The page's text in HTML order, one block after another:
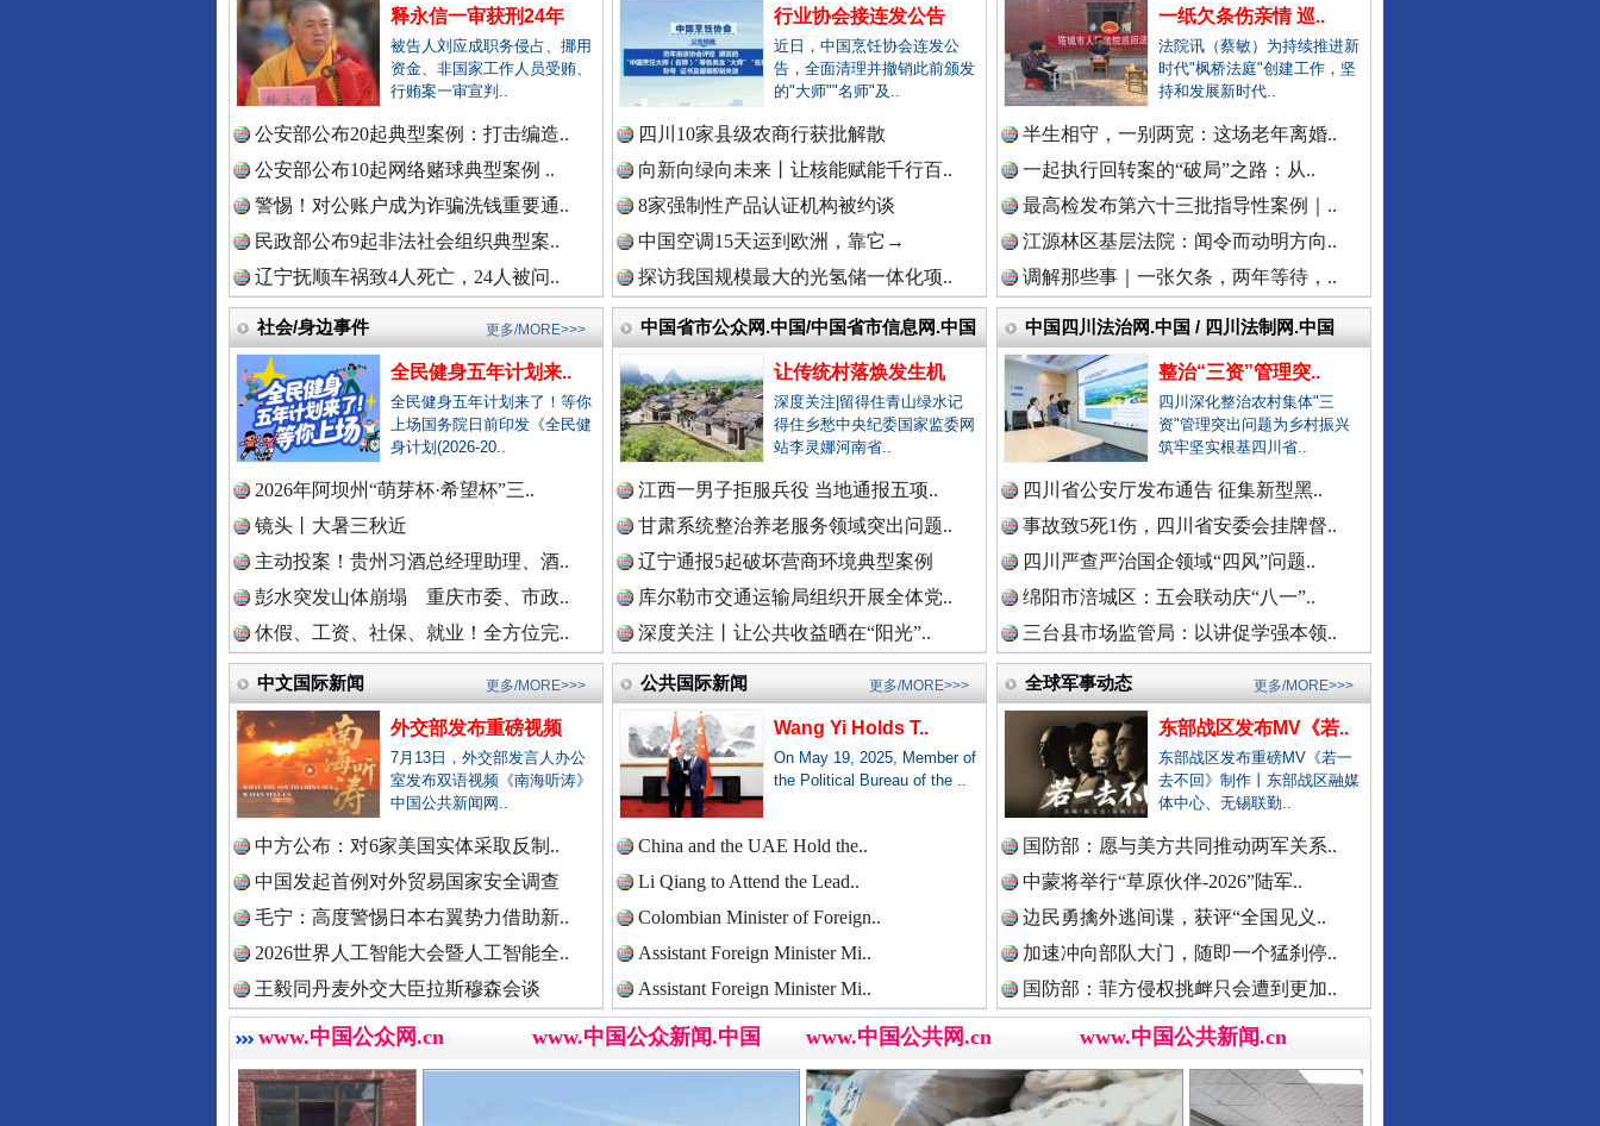
爆破拆火车站致周边房屋裂缝？
一医院涉嫌在中药里添加安眠药
柳州鱼峰区教育局发布辟谣声明
福建中医药大学附属人民医院：..
“市长信箱”出现答复错误问题
中日友好医院通报肖某相关问题
官方通报“三河广告牌匾改色”
教师被举报用假身份与女生恋爱
网民反映新能源充电电价差异大
广西一栋5层楼墙体和地基开裂
天津市委常委、组织部部长周德..
官方通报西安赛格商场坠亡事件
执行局长被指低俗骚扰女当事人
当地通报"白某某涉嫌婚内出轨"..
查实作弊！河南通报"三支一扶"..
贵州贵定通报"洛北河伴漂服务"..
衡水通报安平志臻中学相关情况
河南通报“三支一扶”高分争议
武汉大学口腔医院通报女子正颌..
销售毒性中药材，亳州连夜通报
官方通报“楼盘雕花侵权LV被起..
医院对未成年实施终止妊娠手术..
广西一女流浪汉怀孕？当地辟谣
一救护车在批发市场卸载水果？
贾平凹之女贾浅浅硕士学位被撤..
一国企董事长被曝办公室收礼金
被曝非法地磅后，章贡连夜调查
女职工生育津贴申领一年未发放
接群众反映后，运城市连夜排查
“民办学校竹子学校举办方代表..
中国全民新闻网.中国
中国公众新闻网.中国
中国公民新闻网.中国
中国公共新闻网.中国
中国法制新闻网.中国
中国法治新闻网.中国
中国法院新闻网.中国
中国检察新闻网.中国
中国医药新闻网.中国
中国企业新闻网.中国
衣柜里的秘密 高速路上逆行称"我一路开着双闪".. 现场视频！山东舰出扼台东
春天里的科技盛宴 烦心事变舒心事 同心逐梦
巳巳如意，开工大吉！ 三轮上挤9个人,司机：有保险！ 余华英二审被判死刑
释永信一审获刑24年
被告人刘应成职务侵占、挪用
资金、非国家工作人员受贿、
行贿案一审宣判..
公安部公布20起典型案例：打击编造..
公安部公布10起网络赌球典型案例 ..
警惕！对公账户成为诈骗洗钱重要通..
民政部公布9起非法社会组织典型案..
辽宁抚顺车祸致4人死亡，24人被问..
行业协会接连发公告
近日，中国烹饪协会连发公
告，全面清理并撤销此前颁发
的"大师""名师"及..
四川10家县级农商行获批解散
向新向绿向未来丨让核能赋能千行百..
8家强制性产品认证机构被约谈
中国空调15天运到欧洲，靠它→
探访我国规模最大的光氢储一体化项..
一纸欠条伤亲情 巡..
法院讯（蔡敏）为持续推进新
时代"枫桥法庭"创建工作，坚
持和发展新时代..
半生相守，一别两宽：这场老年离婚..
一起执行回转案的“破局”之路：从..
最高检发布第六十三批指导性案例｜..
江源林区基层法院：闻令而动明方向..
调解那些事｜一张欠条，两年等待，..
社会/身边事件
全民健身五年计划来..
全民健身五年计划来了！等你
上场国务院日前印发《全民健
身计划(2026-20..
2026年阿坝州“萌芽杯·希望杯”三..
镜头丨大暑三秋近
主动投案！贵州习酒总经理助理、酒..
彭水突发山体崩塌 重庆市委、市政..
休假、工资、社保、就业！全方位完..
更多/MORE>>> 中国省市公众网.中国/中国省市信息网.中国
让传统村落焕发生机
深度关注|留得住青山绿水记
得住乡愁中央纪委国家监委网
站李灵娜河南省..
江西一男子拒服兵役 当地通报五项..
甘肃系统整治养老服务领域突出问题..
辽宁通报5起破坏营商环境典型案例
库尔勒市交通运输局组织开展全体党..
深度关注丨让公共收益晒在“阳光”..
中国四川法治网.中国 / 四川法制网.中国
整治“三资”管理突..
四川深化整治农村集体"三
资"管理突出问题为乡村振兴
筑牢坚实根基四川省..
四川省公安厅发布通告 征集新型黑..
事故致5死1伤，四川省安委会挂牌督..
四川严查严治国企领域“四风”问题..
绵阳市涪城区：五会联动庆“八一”..
三台县市场监管局：以讲促学强本领..
中文国际新闻
外交部发布重磅视频
7月13日，外交部发言人办公
室发布双语视频《南海听涛》
中国公共新闻网..
中方公布：对6家美国实体采取反制..
中国发起首例对外贸易国家安全调查
毛宁：高度警惕日本右翼势力借助新..
2026世界人工智能大会暨人工智能全..
王毅同丹麦外交大臣拉斯穆森会谈
更多/MORE>>> 公共国际新闻
Wang Yi Holds T..
On May 19, 2025, Member of
the Political Bureau of the ..
China and the UAE Hold the..
Li Qiang to Attend the Lead..
Colombian Minister of Foreign..
Assistant Foreign Minister Mi..
Assistant Foreign Minister Mi..
更多/MORE>>> 全球军事动态
东部战区发布MV《若..
东部战区发布重磅MV《若一
去不回》制作丨东部战区融媒
体中心、无锡联勤..
国防部：愿与美方共同推动两军关系..
中蒙将举行“草原伙伴-2026”陆军..
边民勇擒外逃间谍，获评“全国见义..
加速冲向部队大门，随即一个猛刹停..
国防部：菲方侵权挑衅只会遭到更加..
更多/MORE>>>
www.中国公众网.cn www.中国公众新闻.中国 www.中国公共网.cn www.中国公共新闻.cn